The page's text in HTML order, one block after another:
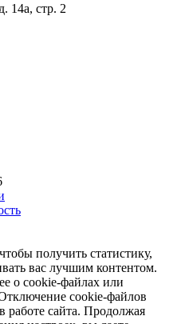
14а, стр. 2
получить статистику,
вас лучшим контентом.
о cookie-файлах или
cookie-файлов
работе сайта. Продолжая